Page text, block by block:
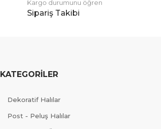
Kargo durumunu öğren
Sipariş Takibi
KATEGORİLER
Dekoratif Halılar
Post - Peluş Halılar